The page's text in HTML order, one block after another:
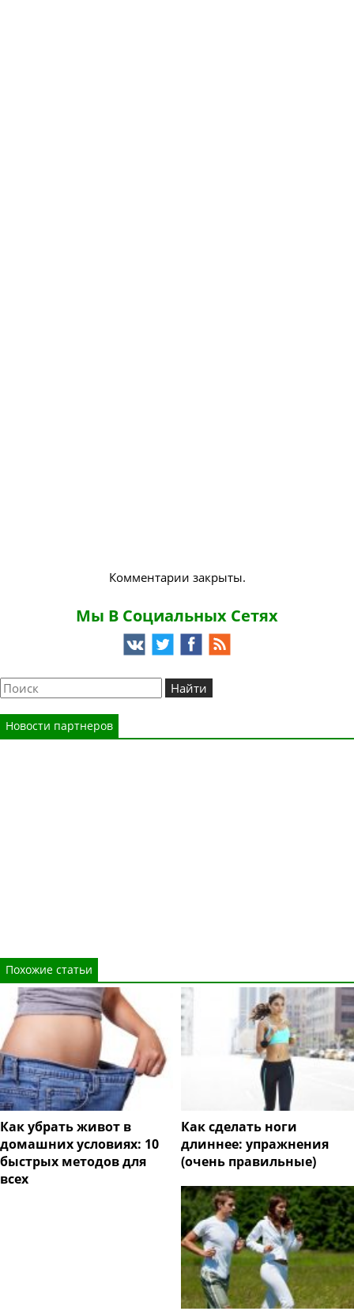
Комментарии закрыты.
Мы В Социальных Сетях
Новости партнеров
Похожие статьи
Как убрать живот в
домашних условиях: 10
быстрых методов для
всех
Как сделать ноги
длиннее: упражнения
(очень правильные)